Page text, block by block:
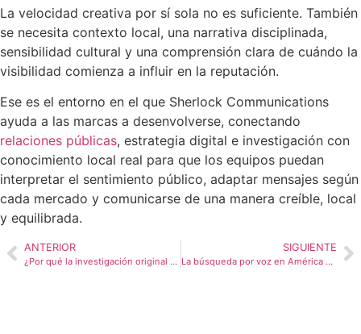
La velocidad creativa por sí sola no es suficiente. También
se necesita contexto local, una narrativa disciplinada,
sensibilidad cultural y una comprensión clara de cuándo la
visibilidad comienza a influir en la reputación.
Ese es el entorno en el que Sherlock Communications
ayuda a las marcas a desenvolverse, conectando
relaciones públicas, estrategia digital e investigación con
conocimiento local real para que los equipos puedan
interpretar el sentimiento público, adaptar mensajes según
cada mercado y comunicarse de una manera creíble, local
y equilibrada.
ANTERIOR
¿Por qué la investigación original es tan importante para una estrategia de relaciones públicas en América Latina?
SIGUIENTE
La búsqueda por voz en América Latina está cambiando cómo las marcas se convierten en la respuesta